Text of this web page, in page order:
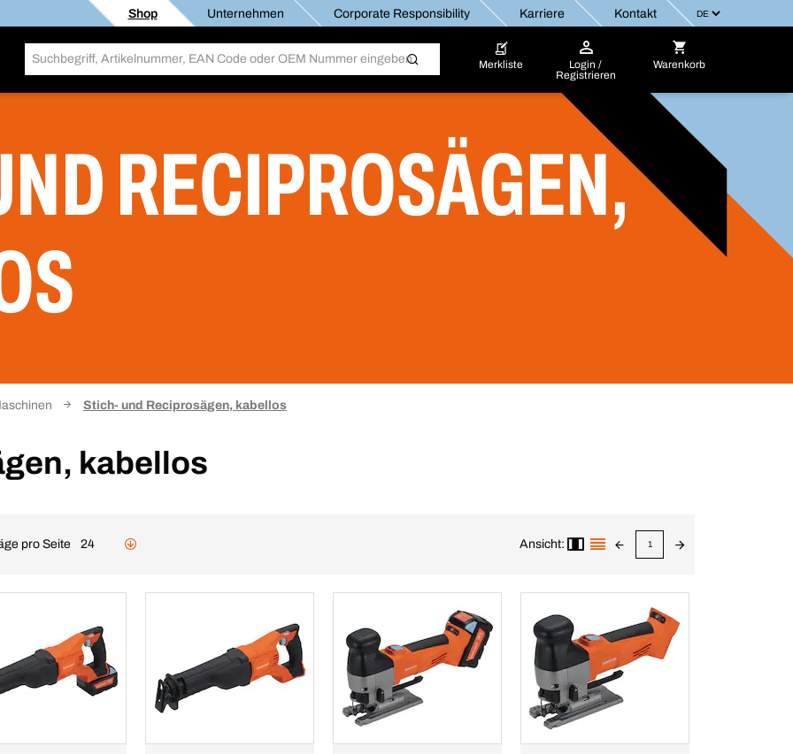
Shop Unternehmen Corporate Responsibility Karriere Kontakt
Merkliste
Login /
Registrieren
Warenkorb
RECIPROSÄGEN,
Stich- und Reciprosägen, kabellos
kabellos
pro Seite 24 Ansicht: 1